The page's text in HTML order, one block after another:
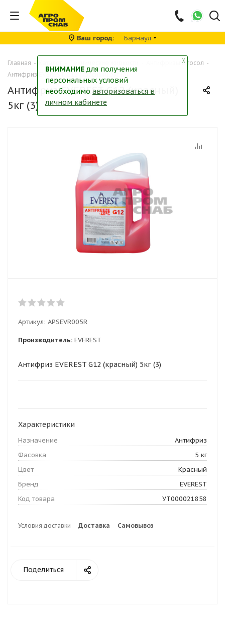
Ваш город Барнаул
Главная - Антифризы и тосол -
Антифриз EVEREST G12 (красный) 5кг (3)
Антифриз EVEREST G12 (красный)
5кг (3)
Артикул: APSEVR005R
Производитель: EVEREST
Антифриз EVEREST G12 (красный) 5кг (3)
Характеристики
Назначение
Антифриз
Фасовка
5 кг
Цвет
Красный
Бренд
EVEREST
Код товара
УТ000021858
Условия доставки Доставка Самовывоз
Поделиться
╳
ВНИМАНИЕ для получения
персональных условий
необходимо авторизоваться в
личном кабинете